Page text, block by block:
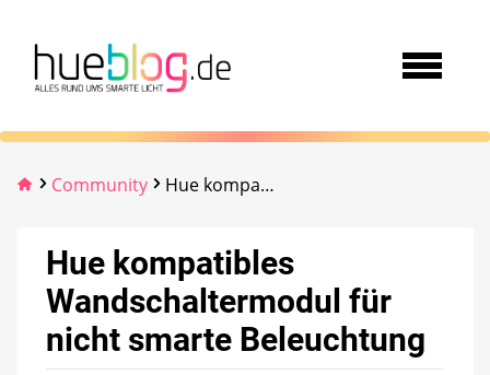
Community Hue kompatibles Wandschaltermodul für nicht smarte Beleuchtung
Hue kompatibles
Wandschaltermodul für
nicht smarte Beleuchtung